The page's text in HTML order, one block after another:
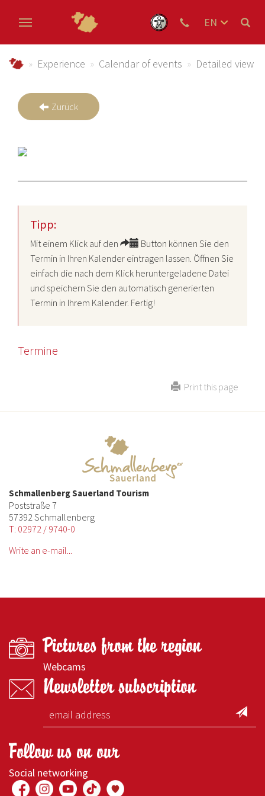
EN
Urlaub im Schmallenberger Sauerland und der
Experience Calendar of events Detailed view
Zurück
Tipp:
Mit einem Klick auf den
Button können Sie den
Termin in Ihren Kalender eintragen lassen. Öffnen Sie
einfach die nach dem Klick heruntergeladene Datei
und speichern Sie den automatisch generierten
Termin in Ihrem Kalender. Fertig!
Termine
Print this page
Schmallenberg Sauerland Tourism
Poststraße 7
57392 Schmallenberg
T: 02972 / 9740-0
Write an e-mail...
Pictures from the region
Webcams
Newsletter subscription
Follow us on our
Social networking